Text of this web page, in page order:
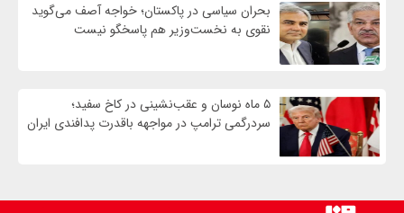
بحران سیاسی در پاکستان؛ خواجه آصف می‌گوید
نقوی به نخست‌وزیر هم پاسخگو نیست
۵ ماه نوسان و عقب‌نشینی در کاخ سفید؛
سردرگمی ترامپ در مواجهه باقدرت پدافندی ایران